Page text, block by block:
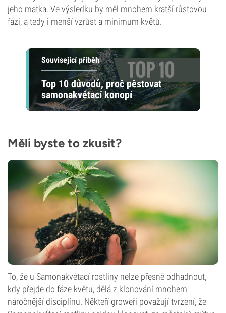
jeho matka. Ve výsledku by měl mnohem kratší růstovou
fázi, a tedy i menší vzrůst a minimum květů.
Související příběh
Top 10 důvodů, proč pěstovat
samonakvétací konopí
Měli byste to zkusit?
To, že u Samonakvétací rostliny nelze přesně odhadnout,
kdy přejde do fáze květu, dělá z klonování mnohem
náročnější disciplínu. Někteří groweři považují tvrzení, že